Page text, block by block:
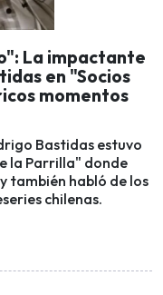
La impactante
en "Socios
momentos
Bastidas estuvo
la Parrilla" donde
también habló de los
chilenas.